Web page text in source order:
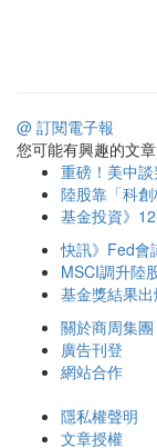
@ 訂閱電子報
您可能有興趣的文章
重磅！美中
陸股靠「科
基金投資》
快訊》Fed會
MSCI調升陸
基金獎結果
關於商周集團
廣告刊登
網站合作
隱私權聲明
文章授權